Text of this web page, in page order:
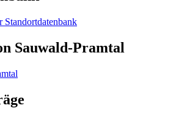
Sauwald-Pramtal